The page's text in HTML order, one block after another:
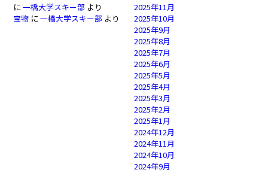
に一橋大学スキー部 より
宝物 に一橋大学スキー部 より
2025年11月
2025年10月
2025年9月
2025年8月
2025年7月
2025年6月
2025年5月
2025年4月
2025年3月
2025年2月
2025年1月
2024年12月
2024年11月
2024年10月
2024年9月